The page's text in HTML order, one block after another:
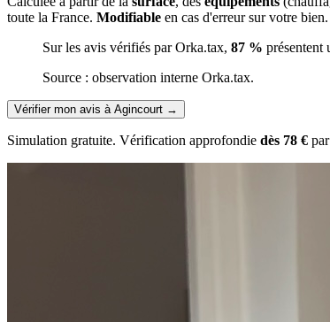
toute la France. Modifiable en cas d'erreur sur votre bien.
Sur les avis vérifiés par Orka.tax, 87 % présentent
Source : observation interne Orka.tax.
Vérifier mon avis à Agincourt →
Simulation gratuite. Vérification approfondie dès 78 €